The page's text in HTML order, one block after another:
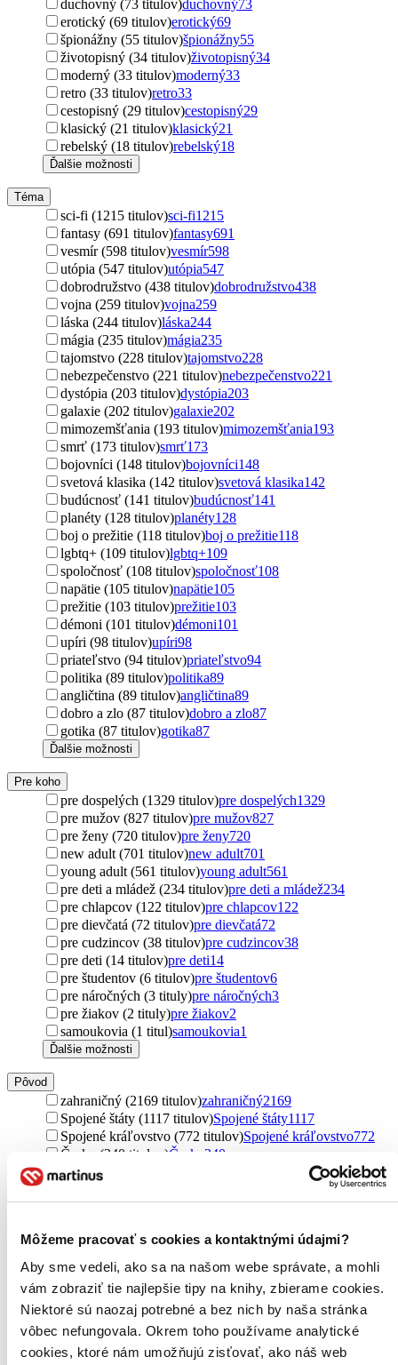
Môžeme pracovať s cookies a kontaktnými údajmi?
Aby sme vedeli, ako sa na našom webe správate, a mohli
vám zobraziť tie najlepšie tipy na knihy, zbierame cookies.
Niektoré sú naozaj potrebné a bez nich by naša stránka
vôbec nefungovala. Okrem toho používame analytické
cookies, ktoré nám umožňujú zisťovať, ako náš web
duchovný (73 titulov)duchovný73
erotický (69 titulov)erotický69
špionážny (55 titulov)špionážny55
životopisný (34 titulov)životopisný34
moderný (33 titulov)moderný33
retro (33 titulov)retro33
cestopisný (29 titulov)cestopisný29
klasický (21 titulov)klasický21
rebelský (18 titulov)rebelský18
Ďalšie možnosti
Téma
sci-fi (1215 titulov)sci-fi1215
fantasy (691 titulov)fantasy691
vesmír (598 titulov)vesmír598
utópia (547 titulov)utópia547
dobrodružstvo (438 titulov)dobrodružstvo438
vojna (259 titulov)vojna259
láska (244 titulov)láska244
mágia (235 titulov)mágia235
tajomstvo (228 titulov)tajomstvo228
nebezpečenstvo (221 titulov)nebezpečenstvo221
dystópia (203 titulov)dystópia203
galaxie (202 titulov)galaxie202
mimozemšťania (193 titulov)mimozemšťania193
smrť (173 titulov)smrť173
bojovníci (148 titulov)bojovníci148
svetová klasika (142 titulov)svetová klasika142
budúcnosť (141 titulov)budúcnosť141
planéty (128 titulov)planéty128
boj o prežitie (118 titulov)boj o prežitie118
lgbtq+ (109 titulov)lgbtq+109
spoločnosť (108 titulov)spoločnosť108
napätie (105 titulov)napätie105
prežitie (103 titulov)prežitie103
démoni (101 titulov)démoni101
upíri (98 titulov)upíri98
priateľstvo (94 titulov)priateľstvo94
politika (89 titulov)politika89
angličtina (89 titulov)angličtina89
dobro a zlo (87 titulov)dobro a zlo87
gotika (87 titulov)gotika87
Ďalšie možnosti
Pre koho
pre dospelých (1329 titulov)pre dospelých1329
pre mužov (827 titulov)pre mužov827
pre ženy (720 titulov)pre ženy720
new adult (701 titulov)new adult701
young adult (561 titulov)young adult561
pre deti a mládež (234 titulov)pre deti a mládež234
pre chlapcov (122 titulov)pre chlapcov122
pre dievčatá (72 titulov)pre dievčatá72
pre cudzincov (38 titulov)pre cudzincov38
pre deti (14 titulov)pre deti14
pre študentov (6 titulov)pre študentov6
pre náročných (3 tituly)pre náročných3
pre žiakov (2 tituly)pre žiakov2
samoukovia (1 titul)samoukovia1
Ďalšie možnosti
Pôvod
zahraničný (2169 titulov)zahraničný2169
Spojené štáty (1117 titulov)Spojené štáty1117
Spojené kráľovstvo (772 titulov)Spojené kráľovstvo772
Česko (340 titulov)Česko 340
Francúzsko (118 titulov)
Kanada (72 titulov)Kanada72
Irán (56 titulov) Irán56
Čína (31 titulov)
Rusko (29 titulov)
Nemecko (16 titulov) Nemecko16
severský (13 titulov)severský13
Nový Zéland (13 titulov)Nový Zéland13
Japonsko (12 titulov)Japonsko12